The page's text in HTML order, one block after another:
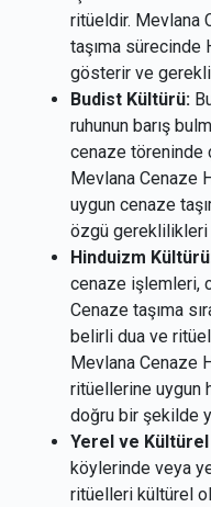
ritüeldir. Mevlana
taşıma sürecinde
gösterir ve
Budist Kültürü:
ruhunun barış
cenaze töreninde
Mevlana Cenaze
uygun cenaze
özgü gereklilikleri
Hinduizm
cenaze işlemleri,
Cenaze taşıma
belirli dua ve
Mevlana Cenaze
ritüellerine uygun
doğru bir şekilde
Yerel ve Kültürel
köylerinde veya
ritüelleri kültürel